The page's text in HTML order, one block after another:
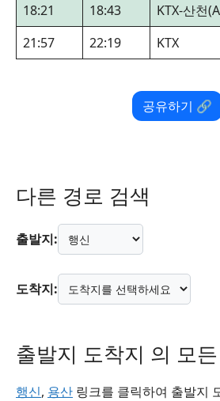
18:21
18:43 KTX-산천
21:57
22:19 KTX
공유하기 🔗
다른 경로 검색
출발지:
도착지:
출발지 도착지 의 모
행신, 용산 링크를 클릭하여 출발지